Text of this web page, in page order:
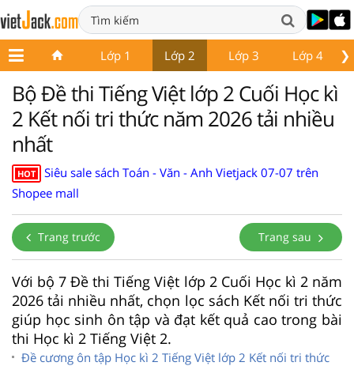
❯
Lớp 1 Lớp 2 Lớp 3 Lớp 4
Bộ Đề thi Tiếng Việt lớp 2 Cuối Học kì
2 Kết nối tri thức năm 2026 tải nhiều
nhất
HOT
Siêu sale sách Toán - Văn - Anh Vietjack 07-07 trên
Shopee mall
Trang trước Trang sau
Với bộ 7 Đề thi Tiếng Việt lớp 2 Cuối Học kì 2 năm
2026 tải nhiều nhất, chọn lọc sách Kết nối tri thức
giúp học sinh ôn tập và đạt kết quả cao trong bài
thi Học kì 2 Tiếng Việt 2.
Đề cương ôn tập Học kì 2 Tiếng Việt lớp 2 Kết nối tri thức